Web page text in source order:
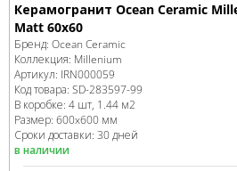
Керамогранит Ocean Ceramic
Matt 60х60
Бренд: Ocean Ceramic
Коллекция: Millenium
Артикул: IRN000059
Код товара: SD-283597-99
В коробке: 4 шт, 1.44 м2
Размер: 600x600 мм
Сроки доставки: 30 дней
в наличии